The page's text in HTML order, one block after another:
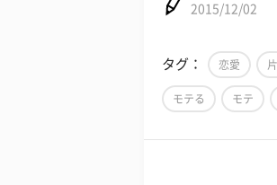
2015/12/02
タグ： 恋愛
モテる モテ